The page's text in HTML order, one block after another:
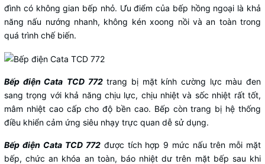
đình có không gian bếp nhỏ. Ưu điểm của bếp hồng ngoại là khả
năng nấu nướng nhanh, không kén xoong nồi và an toàn trong
quá trình chế biến.
Bếp điện Cata TCD 772trang bị mặt kính cường lực màu đen
sang trọng với khả năng chịu lực, chịu nhiệt và sốc nhiệt rất tốt,
mâm nhiệt cao cấp cho độ bền cao. Bếp còn trang bị hệ thống
điều khiển cảm ứng siêu nhạy trực quan dễ sử dụng.
Bếp điện Cata TCD 772 được tích hợp 9 mức nấu trên mỗi mặt
bếp, chức an khóa an toàn, báo nhiệt dư trên mặt bếp sau khi